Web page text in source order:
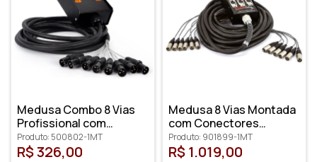
Medusa Combo 8 Vias
Profissional com
Conectores XLR
Anilhados
Produto: 500802-1MT
R$ 326,00
Medusa 8 Vias Montada
com Conectores
Profissionais
Produto: 901899-1MT
R$ 1.019,00